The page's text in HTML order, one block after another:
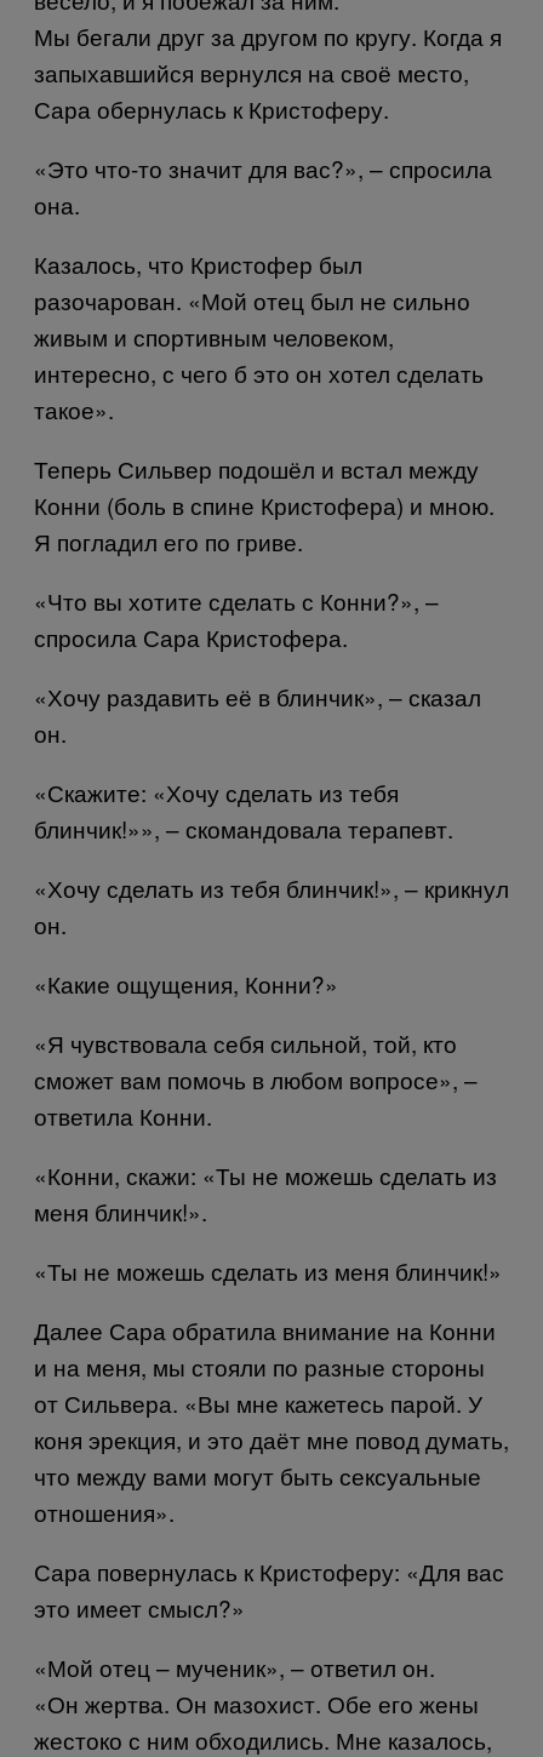
Мы бегали друг за другом по кругу. Когда я
запыхавшийся вернулся на своё место,
Сара обернулась к Кристоферу.
«Это что-то значит для вас?», – спросила
она.
Казалось, что Кристофер был
разочарован. «Мой отец был не сильно
живым и спортивным человеком,
интересно, с чего б это он хотел сделать
такое».
Теперь Сильвер подошёл и встал между
Конни (боль в спине Кристофера) и мною.
Я погладил его по гриве.
«Что вы хотите сделать с Конни?», –
спросила Сара Кристофера.
«Хочу раздавить её в блинчик», – сказал
он.
«Скажите: «Хочу сделать из тебя
блинчик!»», – скомандовала терапевт.
«Хочу сделать из тебя блинчик!», – крикнул
он.
«Какие ощущения, Конни?»
«Я чувствовала себя сильной, той, кто
сможет вам помочь в любом вопросе», –
ответила Конни.
«Конни, скажи: «Ты не можешь сделать из
меня блинчик!».
«Ты не можешь сделать из меня блинчик!»
Далее Сара обратила внимание на Конни
и на меня, мы стояли по разные стороны
от Сильвера. «Вы мне кажетесь парой. У
коня эрекция, и это даёт мне повод думать,
что между вами могут быть сексуальные
отношения».
Сара повернулась к Кристоферу: «Для вас
это имеет смысл?»
«Мой отец – мученик», – ответил он.
«Он жертва. Он мазохист. Обе его жены
жестоко с ним обходились. Мне казалось,